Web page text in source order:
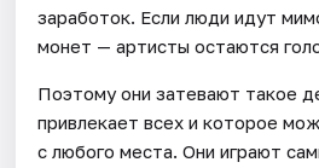
заработок. Если люди идут
монет — артисты остаются
Поэтому они затевают такое
привлекает всех и которое
с любого места. Они играют